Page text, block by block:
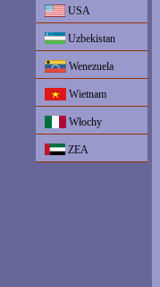
USA
Uzbekistan
Wenezuela
Wietnam
Włochy
ZEA